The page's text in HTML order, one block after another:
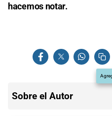
hacemos notar.
Sobre el Autor